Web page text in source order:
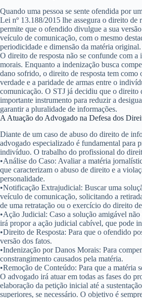
Quando uma pessoa se sente ofendida por
Lei nº 13.188/2015 lhe assegura o direito de
permite que o ofendido divulgue a sua
veículo de comunicação, com o mesmo
periodicidade e dimensão da matéria original.
O direito de resposta não se confunde com a
morais. Enquanto a indenização busca
dano sofrido, o direito de resposta tem como
verdade e a paridade de armas entre o
comunicação. O STJ já decidiu que o direito
importante instrumento para reduzir a
garantir a pluralidade de informações.
A Atuação do Advogado na Defesa dos
Diante de um caso de abuso do direito de
advogado especializado é fundamental para
indivíduo. O trabalho do profissional do
•Análise do Caso: Avaliar a matéria
que caracterizam o abuso de direito e a
personalidade.
•Notificação Extrajudicial: Buscar uma
veículo de comunicação, solicitando a
de uma retratação ou o exercício do direito
•Ação Judicial: Caso a solução amigável
irá propor a ação judicial cabível, que pode
•Direito de Resposta: Para que o ofendido
versão dos fatos.
•Indenização por Danos Morais: Para
constrangimento causados pela matéria.
•Remoção de Conteúdo: Para que a matéria
O advogado irá atuar em todas as fases do
elaboração da petição inicial até a
superiores, se necessário. O objetivo é